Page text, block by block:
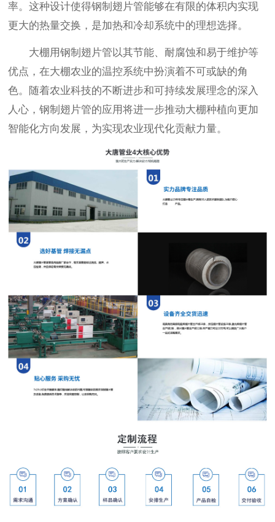
率。这种设计使得钢制翅片管能够在有限的体积内实现
更大的热量交换，是加热和冷却系统中的理想选择。
大棚用钢制翅片管以其节能、耐腐蚀和易于维护等
优点，在大棚农业的温控系统中扮演着不可或缺的角
色。随着农业科技的不断进步和可持续发展理念的深入
人心，钢制翅片管的应用将进一步推动大棚种植向更加
智能化方向发展，为实现农业现代化贡献力量。